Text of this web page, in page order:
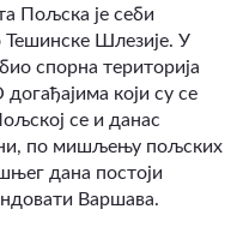
Пољска је себи
Тешинске Шлезије. У
спорна територија
који су се
се и данас
по мишљењу пољских
дана постоји
Варшава.